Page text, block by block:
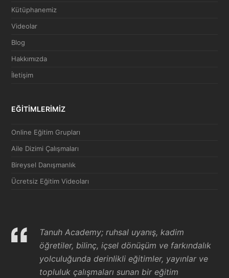
Kütüphanemiz
Videolar
Blog
Hakkımızda
İletişim
EĞİTİMLERİMİZ
Online Eğitim Grupları
Aile Dizimi Çalışmaları
Bireysel Danışmanlık
Ücretsiz Eğitim Videoları
Tanuh Academy; ruhsal uyanış, kadim
öğretiler, bilinç, içsel dönüşüm ve farkındalık
yolculuğunda derinlikli eğitimler, yayınlar ve
topluluk çalışmaları sunan bir eğitim